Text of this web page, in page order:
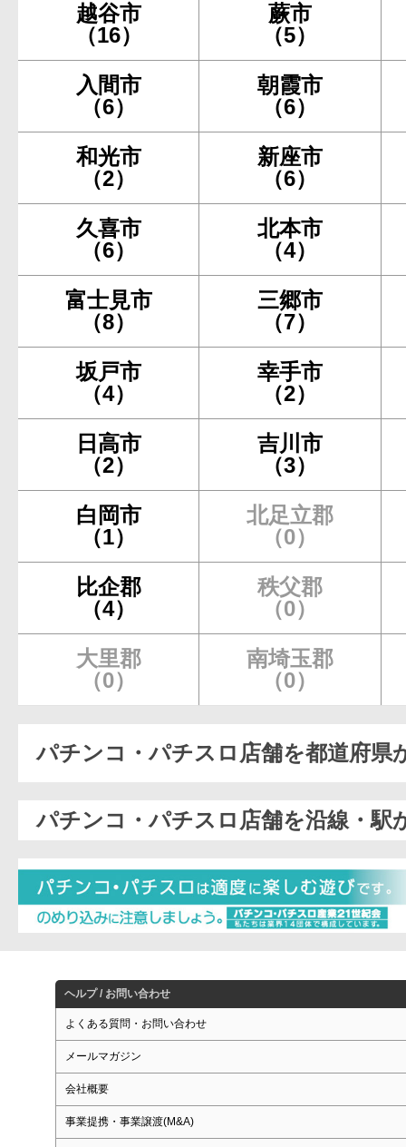
越谷市
（16）
蕨市
（5）
入間市
（6）
朝霞市
（6）
和光市
（2）
新座市
（6）
久喜市
（6）
北本市
（4）
富士見市
（8）
三郷市
（7）
坂戸市
（4）
幸手市
（2）
日高市
（2）
吉川市
（3）
白岡市
（1）
北足立郡
（0）
比企郡
（4）
秩父郡
（0）
大里郡
（0）
南埼玉郡
（0）
パチンコ・パチスロ店舗を都道府県
パチンコ・パチスロ店舗を沿線・駅
ヘルプ / お問い合わせ
よくある質問・お問い合わせ
メールマガジン
会社概要
事業提携・事業譲渡(M&A)